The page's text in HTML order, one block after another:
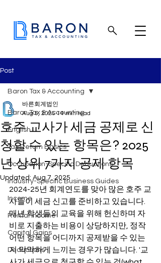
Post
Baron Tax & Accounting
English
Tax Return Basics
Occupation-Specific Deductions
Industry-Specific Business Guides
Income
Rental income
Capital Gains
Deductions
Baron Tax & Accounting
호주 교사가 세금 공제로 신
청할 수 있는 항목은? 2025
년 상위 7가지 공제 항목
바른회계법인
Aug 5, 2025 14 min read
Updated: Aug 7, 2025
2024-25년 회계연도를 맞아 많은 호주 교
사들이 세금 신고를 준비하고 있습니다.
매년 학생들의 교육을 위해 헌신하며 자
비로 지출하는 비용이 상당하지만, 정작
어떤 항목을 어디까지 공제받을 수 있는
지 막막하게 느끼는 경우가 많습니다. '교